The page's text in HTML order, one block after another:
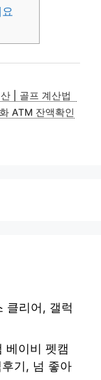
| 골프 계산법
ATM 잔액확인
클리어, 갤럭
베이비 펫캠
기, 넘 좋아